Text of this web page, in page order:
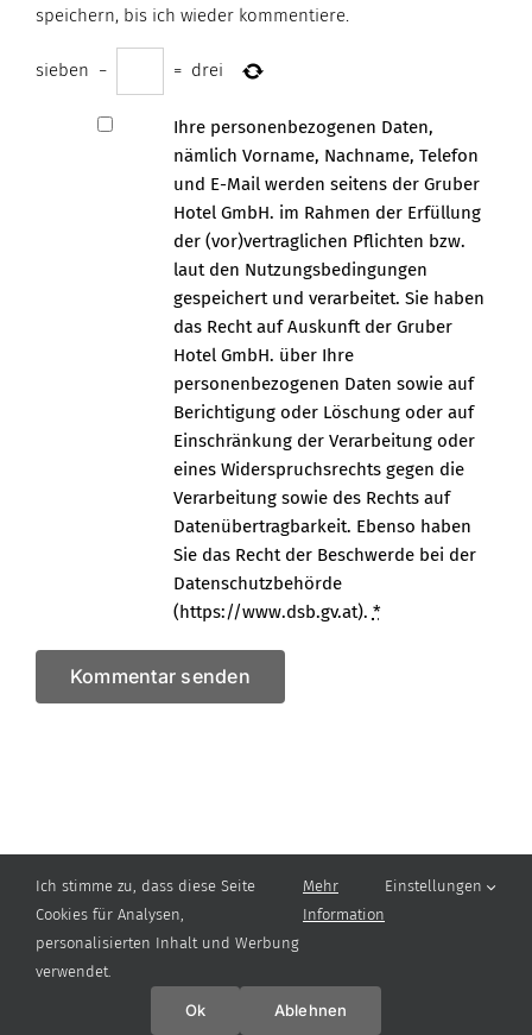
speichern, bis ich wieder kommentiere.
sieben − = drei
Ihre personenbezogenen Daten,
nämlich Vorname, Nachname, Telefon
und E-Mail werden seitens der Gruber
Hotel GmbH. im Rahmen der Erfüllung
der (vor)vertraglichen Pflichten bzw.
laut den Nutzungsbedingungen
gespeichert und verarbeitet. Sie haben
das Recht auf Auskunft der Gruber
Hotel GmbH. über Ihre
personenbezogenen Daten sowie auf
Berichtigung oder Löschung oder auf
Einschränkung der Verarbeitung oder
eines Widerspruchsrechts gegen die
Verarbeitung sowie des Rechts auf
Datenübertragbarkeit. Ebenso haben
Sie das Recht der Beschwerde bei der
Datenschutzbehörde
(https://www.dsb.gv.at). *
Ich stimme zu, dass diese Seite
Cookies für Analysen,
personalisierten Inhalt und Werbung
verwendet.
Mehr
Information
Einstellungen
Ok Ablehnen